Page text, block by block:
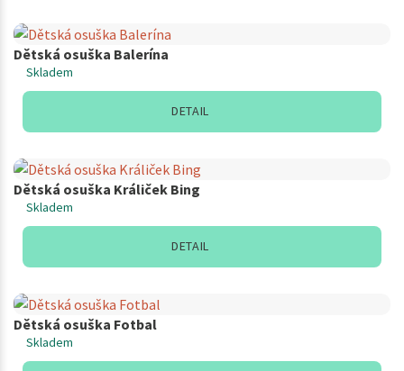
Dětská osuška Balerína
Skladem
DETAIL
Dětská osuška Králiček Bing
Skladem
DETAIL
Dětská osuška Fotbal
Skladem